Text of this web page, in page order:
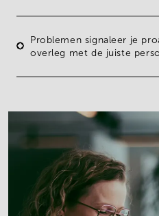
Problemen signaleer je
overleg met de juiste